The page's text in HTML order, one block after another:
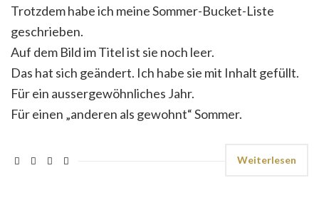
Trotzdem habe ich meine Sommer-Bucket-Liste
geschrieben.
Auf dem Bild im Titel ist sie noch leer.
Das hat sich geändert. Ich habe sie mit Inhalt gefüllt.
Für ein aussergewöhnliches Jahr.
Für einen „anderen als gewohnt“ Sommer.
Weiterlesen